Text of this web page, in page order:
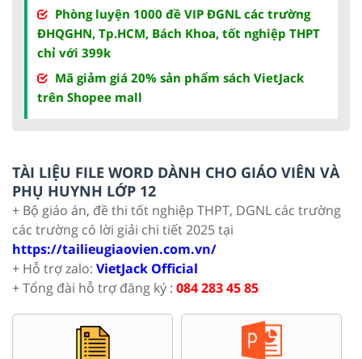
Phòng luyện 1000 đề VIP ĐGNL các trường
ĐHQGHN, Tp.HCM, Bách Khoa, tốt nghiệp THPT
chỉ với 399k
Mã giảm giá 20% sản phẩm sách VietJack
trên Shopee mall
TÀI LIỆU FILE WORD DÀNH CHO GIÁO VIÊN VÀ
PHỤ HUYNH LỚP 12
+ Bộ giáo án, đề thi tốt nghiệp THPT, DGNL các trường
các trường có lời giải chi tiết 2025 tại
https://tailieugiaovien.com.vn/
+ Hỗ trợ zalo: VietJack Official
+ Tổng đài hỗ trợ đăng ký : 084 283 45 85